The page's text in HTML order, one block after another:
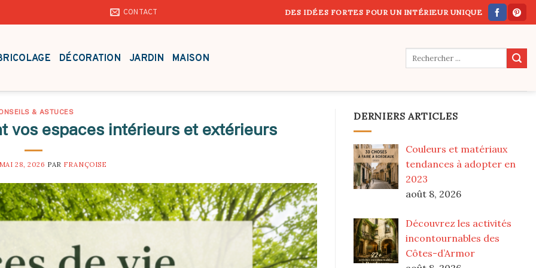
CONTACT DES IDÉES FORTES POUR UN INTÉRIEUR UNIQUE
DÉCORATION JARDIN MAISON
& ASTUCES
vos espaces intérieurs et extérieurs
MAI 28, 2026 PAR FRANÇOISE
DERNIERS ARTICLES
Couleurs et matériaux
tendances à adopter en
2023
août 8, 2026
Découvrez les activités
incontournables des
Côtes-d’Armor